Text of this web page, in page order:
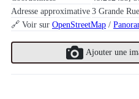
Adresse approximative3 Grande
🔗 Voir sur OpenStreetMap /
Ajouter une